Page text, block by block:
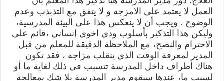
العمل لا يعتمد على الامزجه و لا يتفق مع التذبذب وعدم
الوضوح . ويجب أن لا ينعكس هذا على البيئة المدرسية،
وليكن هذا التذكير بأسلوب ودي اخوي إنساني ،قائم على
الاحترام والنصح، مع الملاحظة الدقيقة للمعلم من قبل
المدير لمعرفة الوقت الذي ينقلب مزاجه ، فقد تكون
هناك أطراف داخل المدرسة تتسبب في ذلك لغاية ما أو
لسبب ما، عندها سيقوم مدير المدرسة بلا شك بمعالجة